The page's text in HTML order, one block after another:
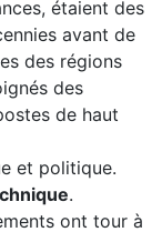
étaient des
avant de
des régions
des
de haut
et politique.
.
ont tour à